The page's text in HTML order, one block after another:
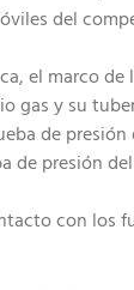
del
el marco
gas y su
de
de presión
con los